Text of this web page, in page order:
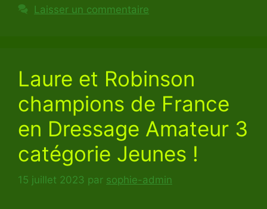
Laisser un commentaire
Laure et Robinson
champions de France
en Dressage Amateur 3
catégorie Jeunes !
15 juillet 2023 par sophie-admin